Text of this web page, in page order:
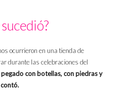
ocurrieron en una tienda de
durante las celebraciones del
pegado con botellas, con piedras y